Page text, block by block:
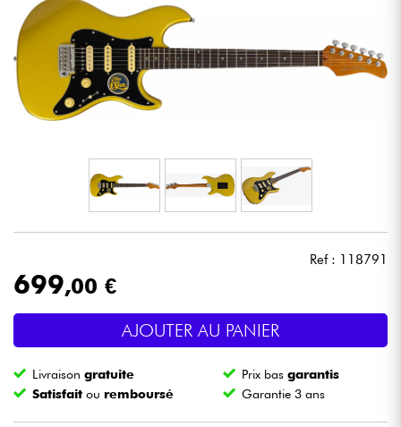
Synthés & Sampleurs
Home Studio
Casques
Eclairage
Batteries & Percu
Vents
Ref : 118791
699,00 €
AJOUTER AU PANIER
Livraisongratuite Prix basgarantis
Satisfait ou remboursé Garantie 3 ans